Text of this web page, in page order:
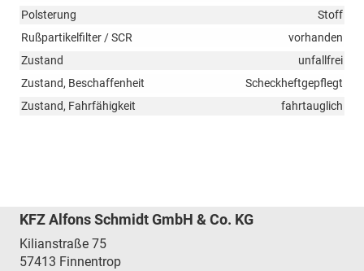
Polsterung
Stoff
Rußpartikelfilter / SCR
vorhanden
Zustand
unfallfrei
Zustand, Beschaffenheit
Scheckheftgepflegt
Zustand, Fahrfähigkeit
fahrtauglich
KFZ Alfons Schmidt GmbH & Co. KG
Kilianstraße 75
57413 Finnentrop